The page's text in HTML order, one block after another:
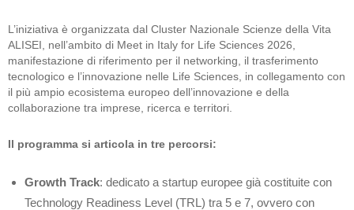
L’iniziativa è organizzata dal Cluster Nazionale Scienze della Vita
ALISEI, nell’ambito di Meet in Italy for Life Sciences 2026,
manifestazione di riferimento per il networking, il trasferimento
tecnologico e l’innovazione nelle Life Sciences, in collegamento con
il più ampio ecosistema europeo dell’innovazione e della
collaborazione tra imprese, ricerca e territori.
Il programma si articola in tre percorsi:
Growth Track: dedicato a startup europee già costituite con
Technology Readiness Level (TRL) tra 5 e 7, ovvero con